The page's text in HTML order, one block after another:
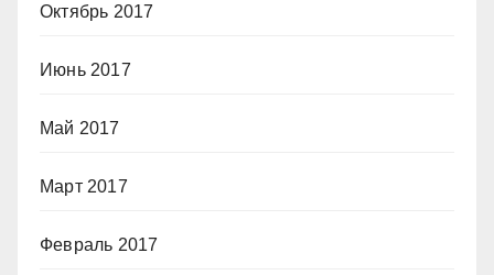
Октябрь 2017
Июнь 2017
Май 2017
Март 2017
Февраль 2017